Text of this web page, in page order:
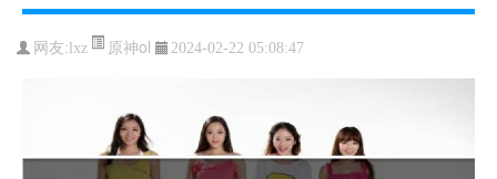
网友:lxz 原神ol 2024-02-22 05:08:47